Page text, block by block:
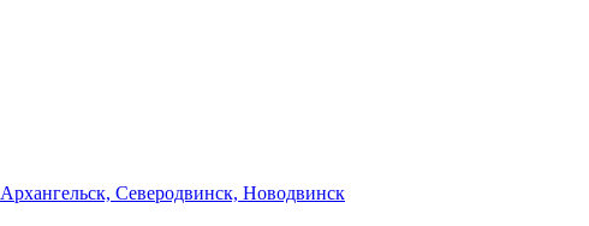
Архангельск, Северодвинск, Новодвинск